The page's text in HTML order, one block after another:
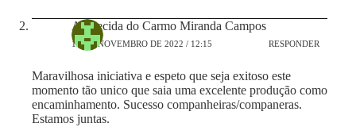
Aparecida do Carmo Miranda Campos
17 DE NOVEMBRO DE 2022 / 12:15 RESPONDER
Maravilhosa iniciativa e espeto que seja exitoso este
momento tão unico que saia uma excelente produção como
encaminhamento. Sucesso companheiras/companeras.
Estamos juntas.